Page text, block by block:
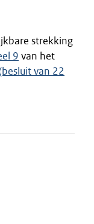
strekking
9 van het
van 22